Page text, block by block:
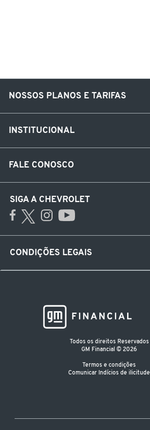
NOSSOS PLANOS E TARIFAS
INSTITUCIONAL
FALE CONOSCO
SIGA A CHEVROLET
Todos os direitos Reservados
GM Financial © 2026
Termos e condições
Comunicar Indícios de ilicitude
CONDIÇÕES LEGAIS